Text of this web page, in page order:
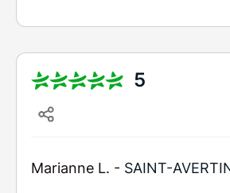
5
Marianne L. - SAINT-